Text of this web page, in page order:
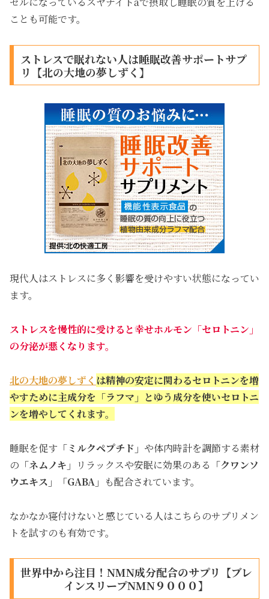
ことも可能です。
ストレスで眠れない人は睡眠改善サポートサプ
リ【北の大地の夢しずく】
現代人はストレスに多く影響を受けやすい状態になってい
ます。
ストレスを慢性的に受けると幸せホルモン「セロトニン」
の分泌が悪くなります。
北の大地の夢しずく は精神の安定に関わるセロトニンを増
やすために主成分を 「ラフマ」 とゆう成分を使いセロトニ
ンを増やしてくれます。
睡眠を促す 「ミルクペプチド」 や体内時計を調節する素材
の 「ネムノキ」 リラックスや安眠に効果のある 「クワンソ
ウエキス」
「GABA」 も配合されています。
なかなか寝付けないと感じている人はこちらのサプリメン
トを試すのも有効です。
世界中から注目！NMN成分配合のサプリ【ブレ
インスリープNMN９０００】